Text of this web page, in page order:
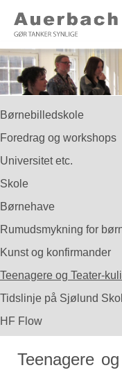
Børnebilledskole
Foredrag og workshops
Universitet etc.
Skole
Børnehave
Rumudsmykning for
Kunst og konfirmander
Teenagere og Teater-
Tidslinje på Sjølund
HF Flow
Teenagere